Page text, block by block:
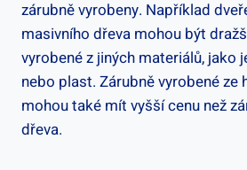
zárubně vyrobeny. Například
masivního dřeva mohou být
vyrobené z jiných materiálů, jako
nebo plast. Zárubně vyrobené ze
mohou také mít vyšší cenu než
dřeva.